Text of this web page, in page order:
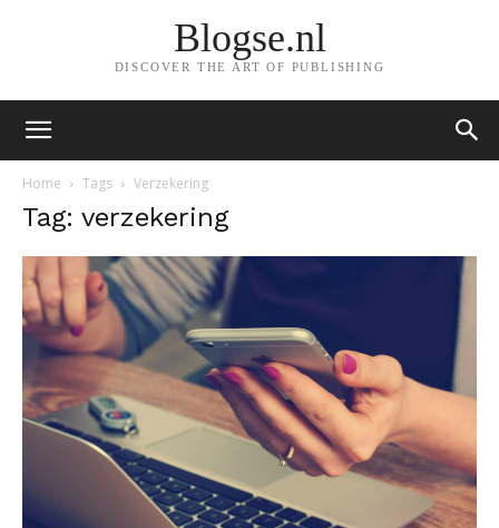
Blogse.nl
DISCOVER THE ART OF PUBLISHING
Home Tags Verzekering
Tag: verzekering